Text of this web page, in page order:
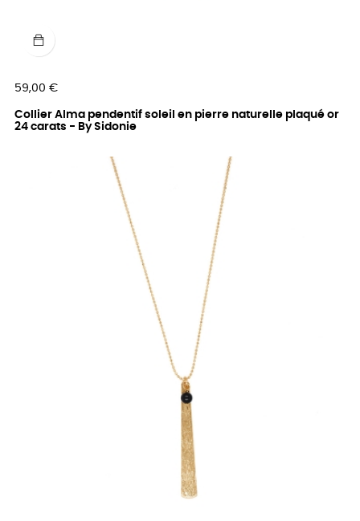
Prix
59,00 €
Collier Alma pendentif soleil en pierre naturelle plaqué or
24 carats - By Sidonie